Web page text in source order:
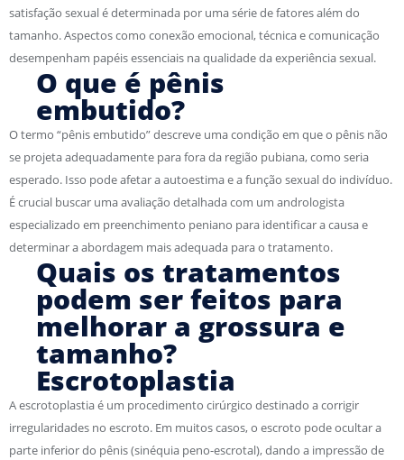
satisfação sexual é determinada por uma série de fatores além do
tamanho. Aspectos como conexão emocional, técnica e comunicação
desempenham papéis essenciais na qualidade da experiência sexual.
O que é pênis
embutido?
O termo “pênis embutido” descreve uma condição em que o pênis não
se projeta adequadamente para fora da região pubiana, como seria
esperado. Isso pode afetar a autoestima e a função sexual do indivíduo.
É crucial buscar uma avaliação detalhada com um andrologista
especializado em preenchimento peniano para identificar a causa e
determinar a abordagem mais adequada para o tratamento.
Quais os tratamentos
podem ser feitos para
melhorar a grossura e
tamanho?
Escrotoplastia
A escrotoplastia é um procedimento cirúrgico destinado a corrigir
irregularidades no escroto. Em muitos casos, o escroto pode ocultar a
parte inferior do pênis (sinéquia peno-escrotal), dando a impressão de